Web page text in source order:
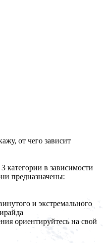
от чего зависит
категории в зависимости
предназначены:
и экстремального
ориентируйтесь на свой